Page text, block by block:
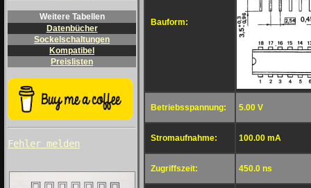
Weitere Tabellen
Datenbücher
Sockelschaltungen
Kompatibel
Preislisten
Fehler melden
Bauform:
Betriebsspannung: 5.00 V
Stromaufnahme: 100.00 mA
Zugriffszeit: 450.0 ns